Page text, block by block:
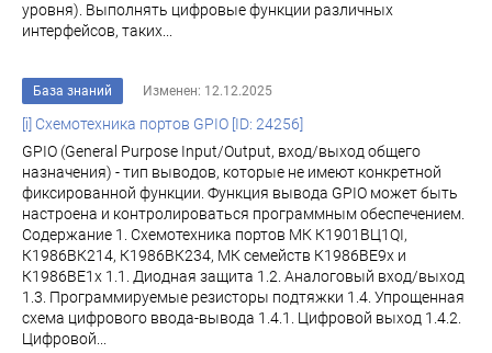
уровня). Выполнять цифровые функции различных
интерфейсов, таких...
База знаний Изменен: 12.12.2025
[i] Схемотехника портов GPIO [ID: 24256]
GPIO (General Purpose Input/Output, вход/выход общего
назначения) - тип выводов, которые не имеют конкретной
фиксированной функции. Функция вывода GPIO может быть
настроена и контролироваться программным обеспечением.
Содержание 1. Схемотехника портов МК К1901ВЦ1QI,
К1986ВК214, К1986ВК234, МК семейств К1986ВЕ9x и
К1986ВЕ1x 1.1. Диодная защита 1.2. Аналоговый вход/выход
1.3. Программируемые резисторы подтяжки 1.4. Упрощенная
схема цифрового ввода-вывода 1.4.1. Цифровой выход 1.4.2.
Цифровой...